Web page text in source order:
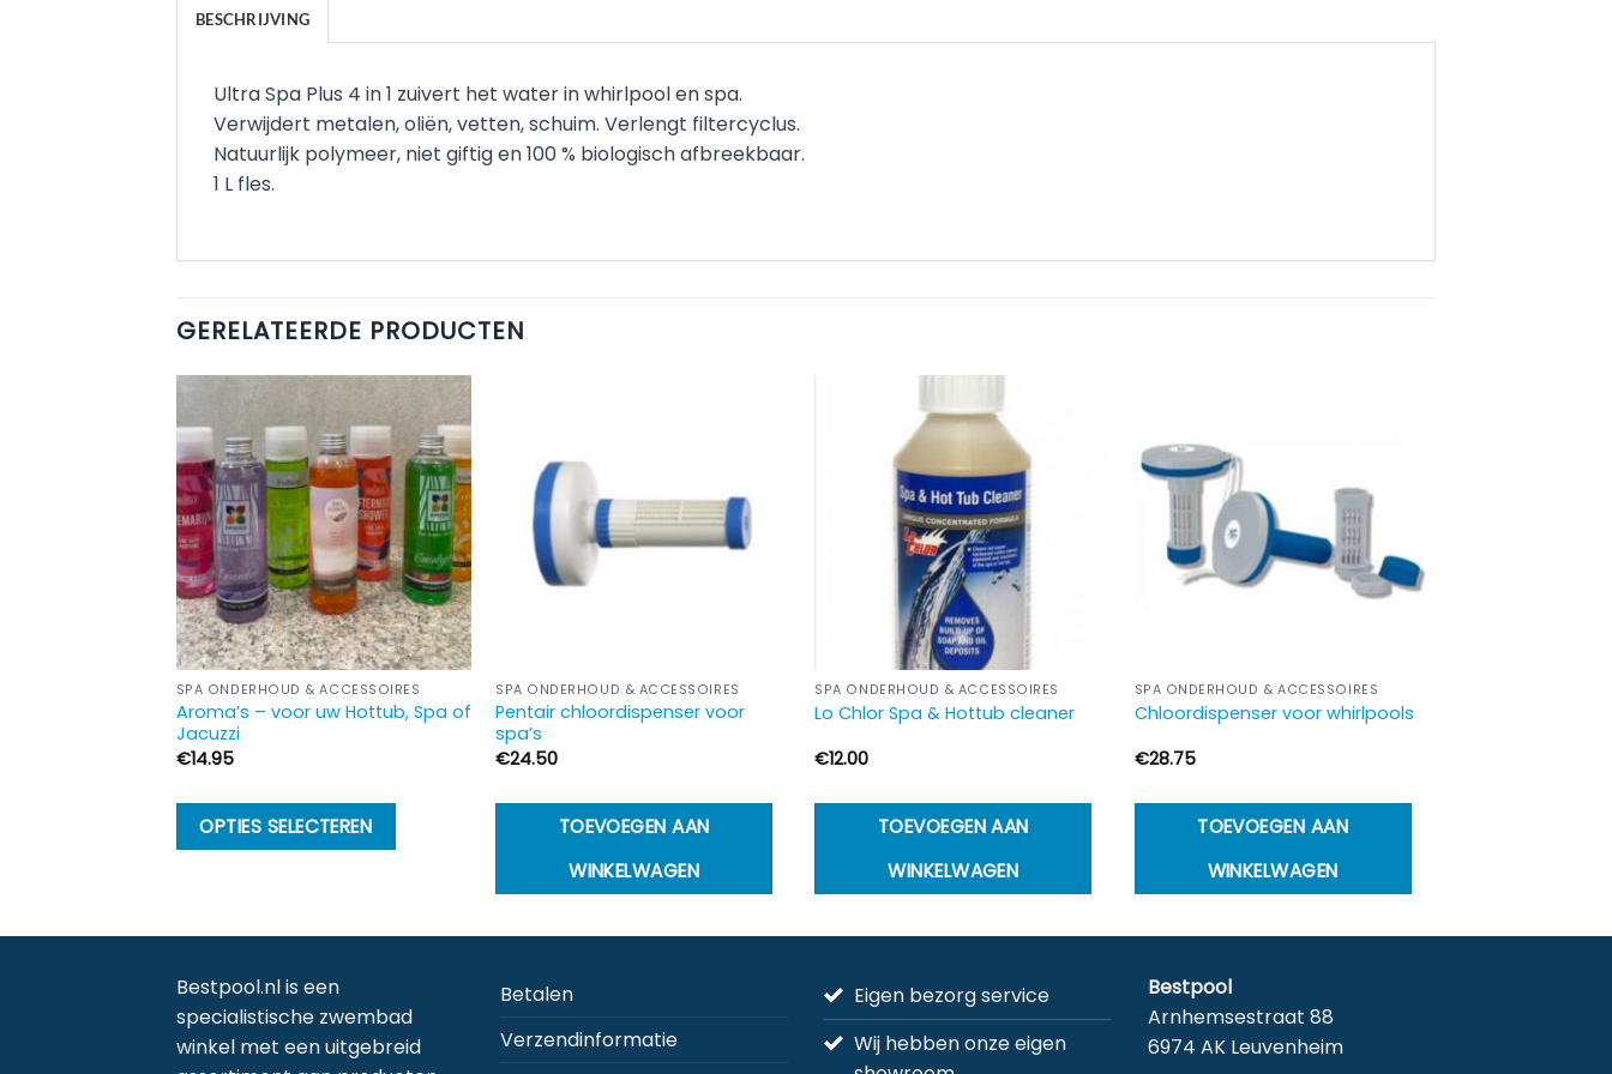
BESCHRIJVING
Ultra Spa Plus 4 in 1 zuivert het water in whirlpool en spa.
Verwijdert metalen, oliën, vetten, schuim. Verlengt filtercyclus.
Natuurlijk polymeer, niet giftig en 100 % biologisch afbreekbaar.
1 L fles.
GERELATEERDE PRODUCTEN
SPA ONDERHOUD & ACCESSOIRES
Aroma’s – voor uw Hottub, Spa of
Jacuzzi
€14.95
OPTIES SELECTEREN
variaties.
gekozen
SPA ONDERHOUD & ACCESSOIRES
Pentair chloordispenser voor
spa’s
€24.50
TOEVOEGEN AAN
WINKELWAGEN
SPA ONDERHOUD & ACCESSOIRES
Lo Chlor Spa & Hottub cleaner
€12.00
TOEVOEGEN AAN
WINKELWAGEN
SPA ONDERHOUD & ACCESSOIRES
Chloordispenser voor whirlpools
€28.75
TOEVOEGEN AAN
WINKELWAGEN
Bestpool.nl is een
specialistische zwembad
winkel met een uitgebreid
Betalen
Verzendinformatie
Eigen bezorg service
Wij hebben onze eigen
Bestpool
Arnhemsestraat 88
6974 AK Leuvenheim